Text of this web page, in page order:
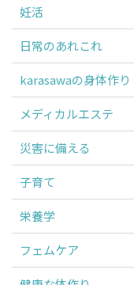
妊活
日常のあれこれ
karasawaの身体作り
メディカルエステ
災害に備える
子育て
栄養学
フェムケア